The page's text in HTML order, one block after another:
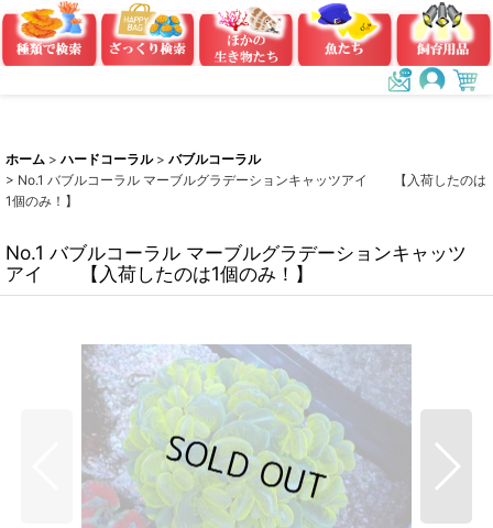
ホーム > ハードコーラル > バブルコーラル
> No.1 バブルコーラル マーブルグラデーションキャッツアイ 【入荷したのは
1個のみ！】
No.1 バブルコーラル マーブルグラデーションキャッツ
アイ 【入荷したのは1個のみ！】